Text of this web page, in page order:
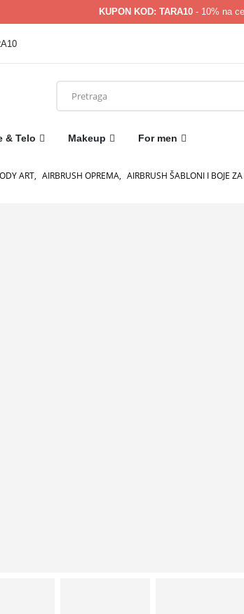
KUPON KOD: TARA10 - 10% na
& Telo Makeup For men
ART, AIRBRUSH OPREMA, AIRBRUSH ŠABLONI I BOJE